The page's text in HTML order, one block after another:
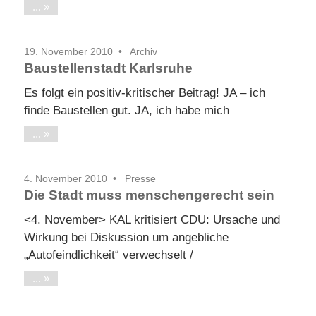
...
19. November 2010 Archiv
Baustellenstadt Karlsruhe
Es folgt ein positiv-kritischer Beitrag! JA – ich
finde Baustellen gut. JA, ich habe mich
...
4. November 2010 Presse
Die Stadt muss menschengerecht sein
<4. November> KAL kritisiert CDU: Ursache und
Wirkung bei Diskussion um angebliche
„Autofeindlichkeit“ verwechselt /
...